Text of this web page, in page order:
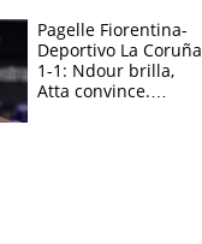
adesso
Pagelle Fiorentina-
Deportivo La Coruña
1-1: Ndour brilla,
Atta convince.